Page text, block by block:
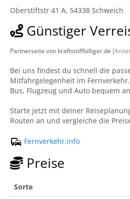
Oberstiftstr 41 A, 54338 Schweich
Günstiger
Partnerseite von kraftstoffbilliger.de
Bei uns findest du schnell die
Mitfahrgelegenheit im
Bus, Flugzeug und Auto bequem
Starte jetzt mit deiner
Routen an und vergleiche die
Fernverkehr.info
Preise
Sorte